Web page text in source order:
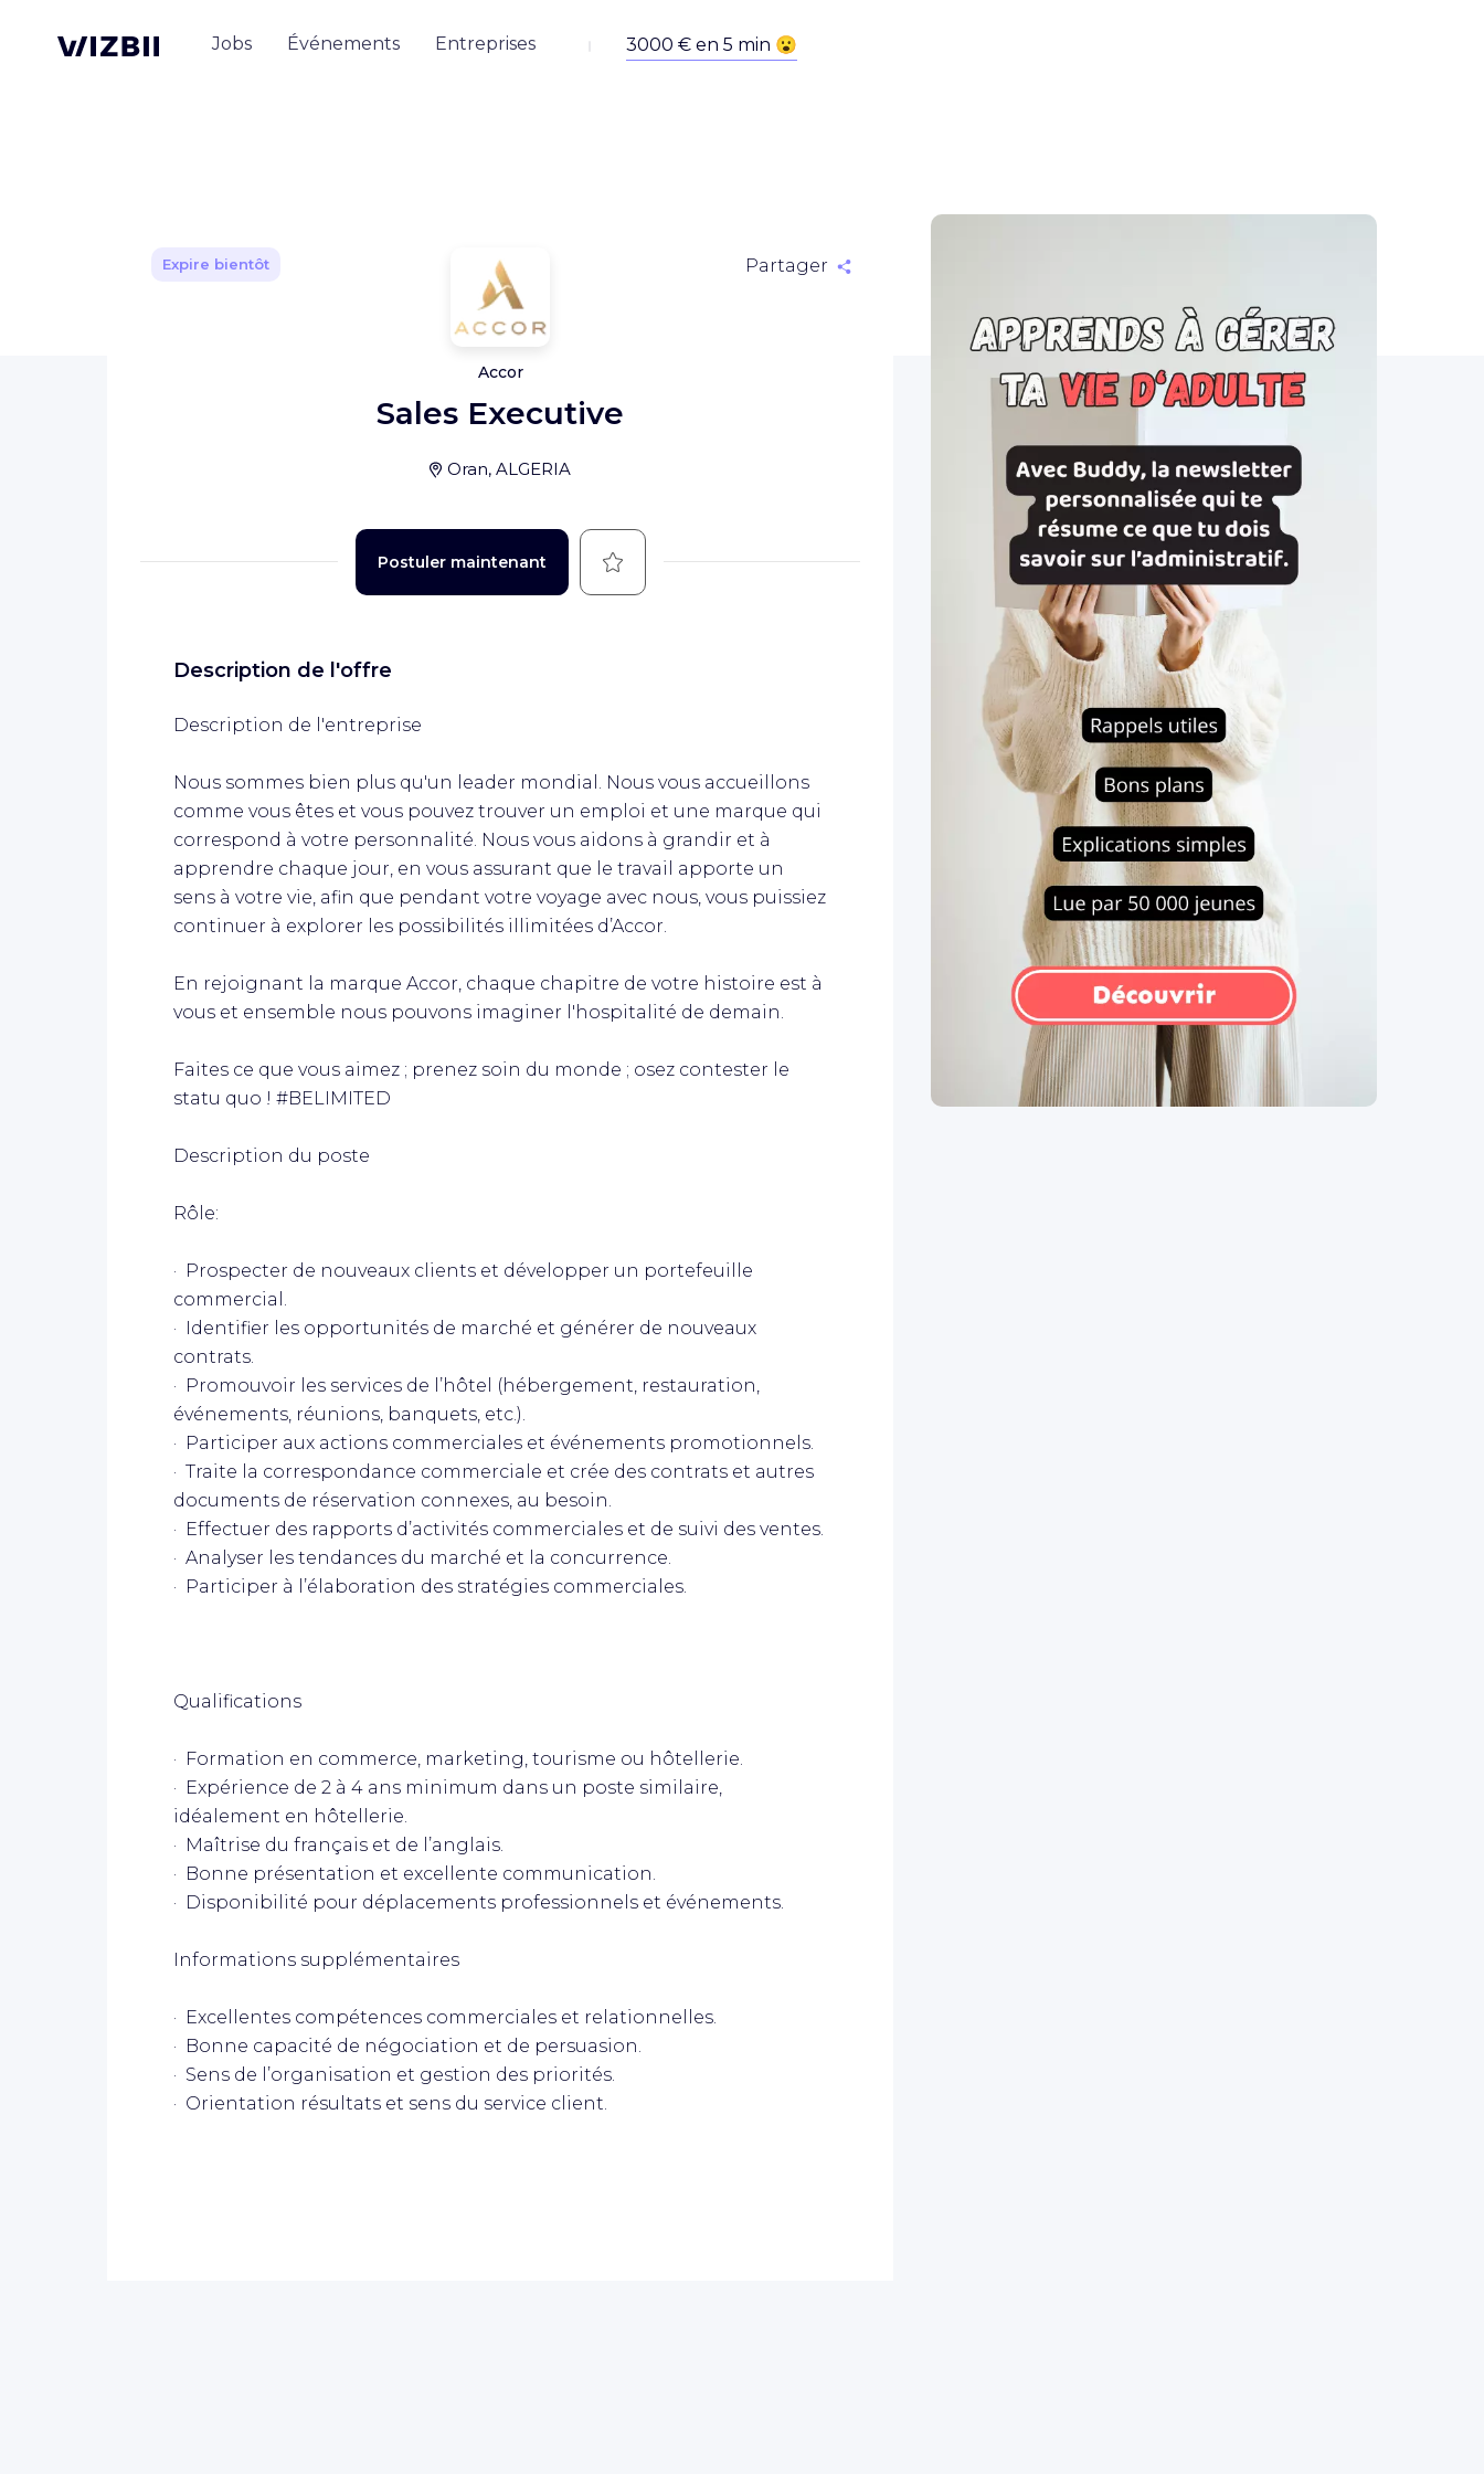
Jobs Événements Entreprises
Expire bientôt Partager
Accor
Sales Executive
Oran, ALGERIA
Postuler maintenant Sauvegarder
Description de l'offre
Description de l'entreprise
Nous sommes bien plus qu'un leader mondial. Nous vous accueillons
comme vous êtes et vous pouvez trouver un emploi et une marque qui
correspond à votre personnalité. Nous vous aidons à grandir et à
apprendre chaque jour, en vous assurant que le travail apporte un
sens à votre vie, afin que pendant votre voyage avec nous, vous puissiez
continuer à explorer les possibilités illimitées d’Accor.
En rejoignant la marque Accor, chaque chapitre de votre histoire est à
vous et ensemble nous pouvons imaginer l'hospitalité de demain.
Faites ce que vous aimez ; prenez soin du monde ; osez contester le
statu quo ! #BELIMITED
Description du poste
Rôle:
· Prospecter de nouveaux clients et développer un portefeuille
commercial.
· Identifier les opportunités de marché et générer de nouveaux
contrats.
· Promouvoir les services de l’hôtel (hébergement, restauration,
événements, réunions, banquets, etc.).
· Participer aux actions commerciales et événements promotionnels.
· Traite la correspondance commerciale et crée des contrats et autres
documents de réservation connexes, au besoin.
· Effectuer des rapports d’activités commerciales et de suivi des ventes.
· Analyser les tendances du marché et la concurrence.
· Participer à l’élaboration des stratégies commerciales.
Qualifications
· Formation en commerce, marketing, tourisme ou hôtellerie.
· Expérience de 2 à 4 ans minimum dans un poste similaire,
idéalement en hôtellerie.
· Maîtrise du français et de l’anglais.
· Bonne présentation et excellente communication.
· Disponibilité pour déplacements professionnels et événements.
Informations supplémentaires
· Excellentes compétences commerciales et relationnelles.
· Bonne capacité de négociation et de persuasion.
· Sens de l’organisation et gestion des priorités.
· Orientation résultats et sens du service client.